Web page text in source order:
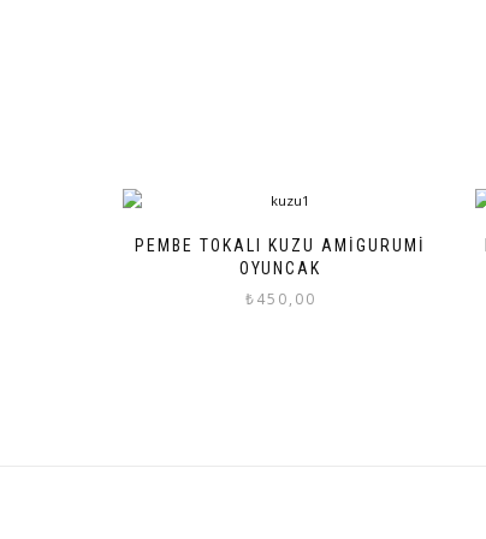
PEMBE TOKALI KUZU AMIGURUMI
OYUNCAK
₺450,00